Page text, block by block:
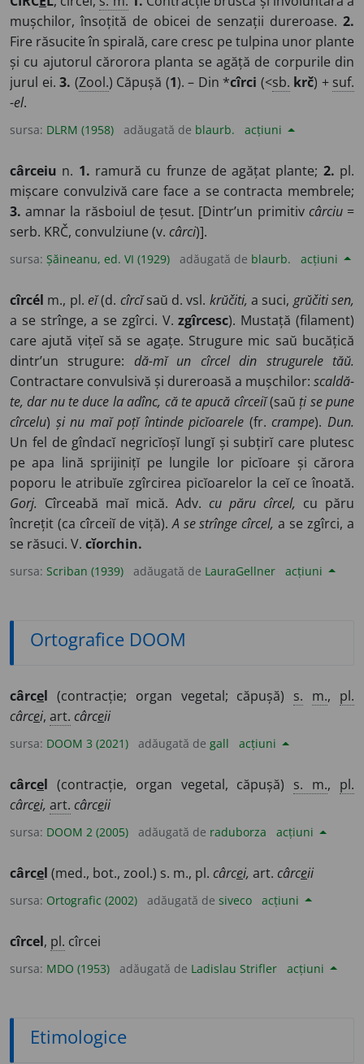
de sete. CREANGĂ, A. 15. O veni ș-a mea drăguță... Cu cosița
tot cîrcel.JARNÍK-BÎRSEANU, D. 393.
mușchilor, însoțită de obicei de senzații dureroase. 2.
Fire răsucite în spirală, care cresc pe tulpina unor plante
și cu ajutorul cărorora planta se agăță de corpurile din
jurul ei. 3. (Zool.) Căpușă (1). – Din *cîrci (<sb. krč) + suf.
-el.
sursa: DLRM (1958) adăugată de blaurb. acțiuni
cârceiu n. 1. ramură cu frunze de agățat plante; 2. pl.
mișcare convulzivă care face a se contracta membrele;
3. amnar la răsboiul de țesut. [Dintr’un primitiv cârciu=
serb. KRČ, convulziune (v. cârci)].
sursa: Șăineanu, ed. VI (1929) adăugată de blaurb. acțiuni
cîrcél m., pl. eĭ(d. cîrcĭsaŭ d. vsl. krŭčiti, a suci, grŭčiti sen,
a se strînge, a se zgîrci. V.zgîrcesc). Mustață (filament)
care ajută vițeĭ să se agațe. Strugure mic saŭ bucățică
dintr’un strugure: dă-mĭ un cîrcel din strugurele tăŭ.
Contractare convulsivă și dureroasă a mușchilor: scaldă-
te, dar nu te duce la adînc, că te apucă cîrceiĭ(saŭ ți se pune
cîrcelu) și nu maĭ poțĭ întinde picĭoarele (fr.crampe).Dun.
Un fel de gîndacĭ negricĭoșĭ lungĭ și subțirĭ care plutesc
pe apa lină sprijinițĭ pe lungile lor picĭoare și cărora
poporu le atribuĭe zgîrcirea picĭoarelor la ceĭ ce înoată.
Gorj. Cîrceabă maĭ mică. Adv. cu păru cîrcel, cu păru
încrețit (ca cîrceiĭ de viță).A se strînge cîrcel, a se zgîrci, a
se răsuci. V. cĭorchin.
sursa: Scriban (1939) adăugată de LauraGellner acțiuni
Ortografice DOOM
cârcel (contracție; organ vegetal; căpușă) s. m., pl.
cârcei, art. cârceii
sursa: DOOM 3 (2021) adăugată de gall acțiuni
cârcel (contracție, organ vegetal, căpușă) s. m., pl.
cârcei, art. cârceii
sursa: DOOM 2 (2005) adăugată de raduborza acțiuni
cârcel (med., bot., zool.) s. m., pl. cârcei, art. cârceii
sursa: Ortografic (2002) adăugată de siveco acțiuni
cîrcel, pl. cîrcei
sursa: MDO (1953) adăugată de Ladislau Strifler acțiuni
Etimologice